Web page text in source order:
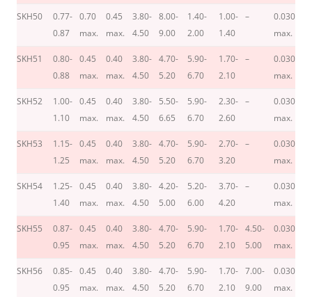
SKH50
0.77-
0.87
0.70
max.
0.45
max.
3.80-
4.50
8.00-
9.00
1.40-
2.00
1.00-
1.40
–
0.030
max.
SKH51
0.80-
0.88
0.45
max.
0.40
max.
3.80-
4.50
4.70-
5.20
5.90-
6.70
1.70-
2.10
–
0.030
max.
SKH52
1.00-
1.10
0.45
max.
0.40
max.
3.80-
4.50
5.50-
6.65
5.90-
6.70
2.30-
2.60
–
0.030
max.
SKH53
1.15-
1.25
0.45
max.
0.40
max.
3.80-
4.50
4.70-
5.20
5.90-
6.70
2.70-
3.20
–
0.030
max.
SKH54
1.25-
1.40
0.45
max.
0.40
max.
3.80-
4.50
4.20-
5.00
5.20-
6.00
3.70-
4.20
–
0.030
max.
SKH55
0.87-
0.95
0.45
max.
0.40
max.
3.80-
4.50
4.70-
5.20
5.90-
6.70
1.70-
2.10
4.50-
5.00
0.030
max.
SKH56
0.85-
0.95
0.45
max.
0.40
max.
3.80-
4.50
4.70-
5.20
5.90-
6.70
1.70-
2.10
7.00-
9.00
0.030
max.